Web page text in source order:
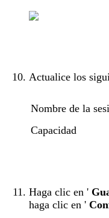
Actualice los
Nombre de la
Capacidad
Haga clic en '
haga clic en '